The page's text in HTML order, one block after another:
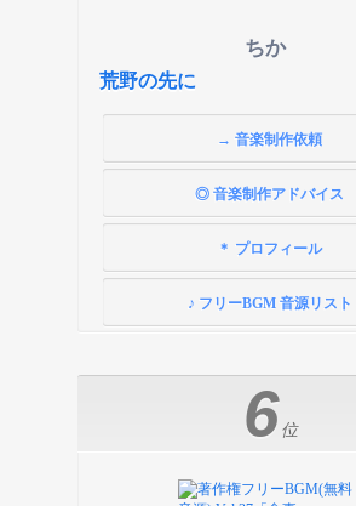
ちか
荒野の先に
→ 音楽制作依頼
◎ 音楽制作アドバイス
＊ プロフィール
♪ フリーBGM 音源リスト
6位